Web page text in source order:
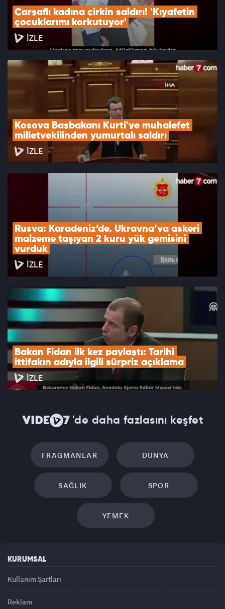
Çarşaflı kadına çirkin saldırı! 'Kıyafetin
çocuklarımı korkutuyor'
İZLE
Kosova Başbakanı Kurti'ye muhalefet
milletvekilinden yumurtalı saldırı
İZLE
Rusya: Karadeniz’de, Ukrayna’ya askeri
malzeme taşıyan 2 kuru yük gemisini
vurduk
İZLE
Bakan Fidan ilk kez paylaştı: Tarihi
ittifakın adıyla ilgili sürpriz açıklama
İZLE
'de daha fazlasını keşfet
FRAGMANLAR DÜNYA
SAĞLIK SPOR
YEMEK
KURUMSAL
Kullanım Şartları
Reklam